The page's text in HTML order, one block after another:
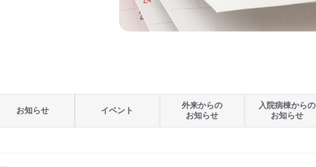
お知らせ イベント
外来からの
お知らせ
入院病棟からの
お知らせ